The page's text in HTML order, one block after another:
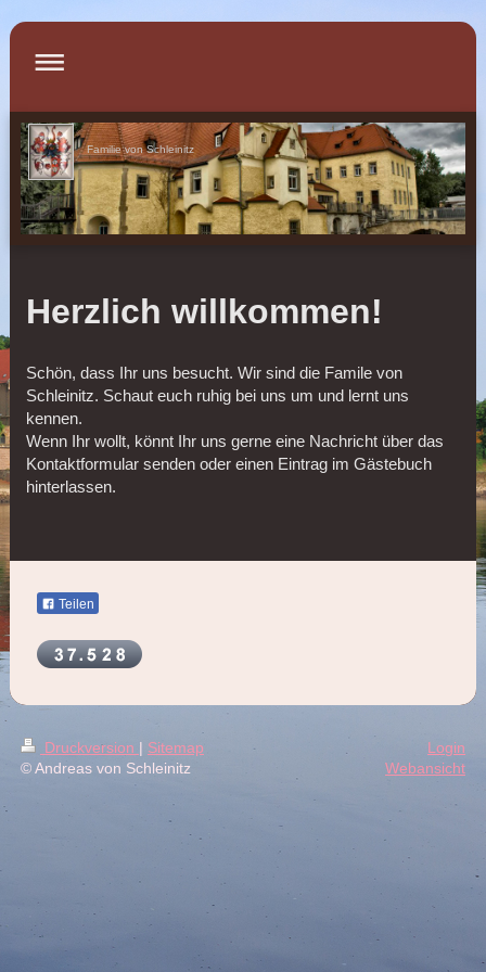
Familie von Schleinitz
Herzlich willkommen!
Schön, dass Ihr uns besucht. Wir sind die Famile von
Schleinitz. Schaut euch ruhig bei uns um und lernt uns
kennen.
Wenn Ihr wollt, könnt Ihr uns gerne eine Nachricht über das
Kontaktformular senden oder einen Eintrag im Gästebuch
hinterlassen.
Teilen
Druckversion | Sitemap
© Andreas von Schleinitz
Login
Webansicht